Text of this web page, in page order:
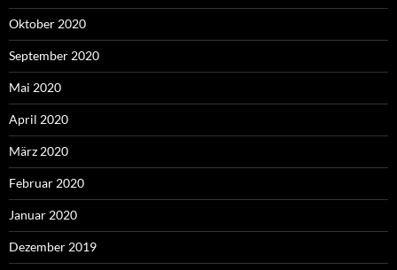
Oktober 2020
September 2020
Mai 2020
April 2020
März 2020
Februar 2020
Januar 2020
Dezember 2019